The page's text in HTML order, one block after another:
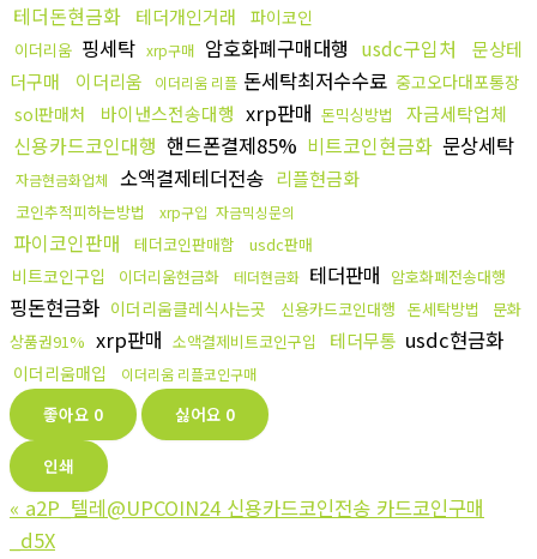
테더돈현금화 테더개인거래 파이코인
이더리움 핑세탁 xrp구매 암호화폐구매대행 usdc구입처
문상테
더구매
이더리움 이더리움 리플 돈세탁최저수수료 중고오다대포통장
sol판매처
바이낸스전송대행 xrp판매 돈믹싱방법 자금세탁업체
신용카드코인대행 핸드폰결제85% 비트코인현금화 문상세탁
자금현금화업체 소액결제테더전송 리플현금화
코인추적피하는방법 xrp구입 자금믹싱문의
파이코인판매 테더코인판매함 usdc판매
비트코인구입 이더리움현금화 테더현금화 테더판매 암호화폐전송대행
핑돈현금화 이더리움클레식사는곳 신용카드코인대행 돈세탁방법
문화
상품권91% xrp판매 소액결제비트코인구입 테더무통 usdc현금화
이더리움매입 이더리움 리플코인구매
좋아요 0 싫어요 0
인쇄
« a2P_텔레@UPCOIN24 신용카드코인전송 카드코인구매
_d5X